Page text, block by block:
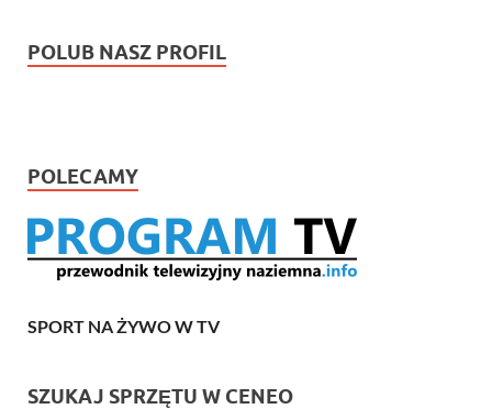
POLUB NASZ PROFIL
POLECAMY
SPORT NA ŻYWO W TV
SZUKAJ SPRZĘTU W CENEO